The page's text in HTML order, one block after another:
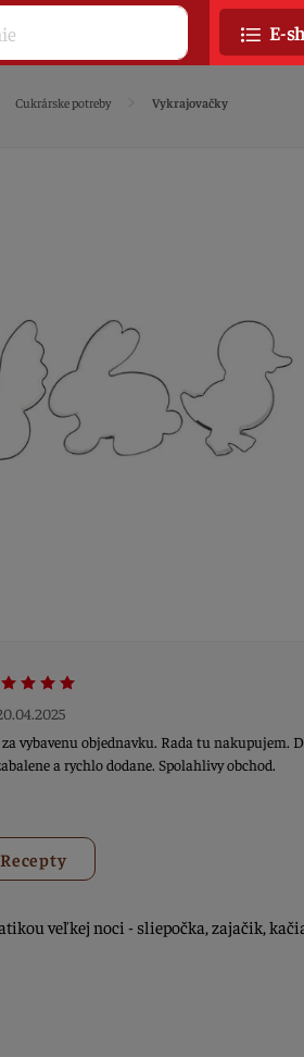
Cukrárske potreby Vykrajovačky
vybavenu objednavku. Rada tu nakupujem.
a rychlo dodane. Spolahlivy obchod.
Recepty
veľkej noci - sliepočka, zajačik,
E-